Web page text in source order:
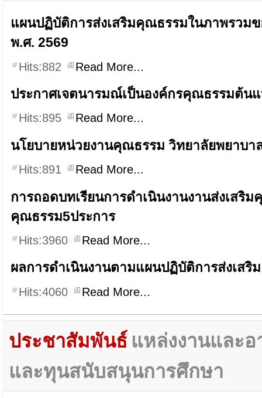
แผนปฏิบัติการส่งเสริมคุณธรรมในภาพรวม
พ.ศ. 2569
Hits:882 Read More...
ประกาศเจตนารมณ์เป็นองค์กรคุณธรรมต้น
Hits:895 Read More...
นโยบายหน่วยงานคุณธรรม วิทยาลัยพยาบา
Hits:891 Read More...
การถอดบทเรียนการดำเนินงานงานส่งเสริ
คุณธรรม5ประการ
Hits:3960 Read More...
ผลการดำเนินงานตามแผนปฏิบัติการส่งเสริ
Hits:4060 Read More...
ประชาสัมพันธ์ แหล่งงานและ
และทุนสนับสนุนการศึกษา